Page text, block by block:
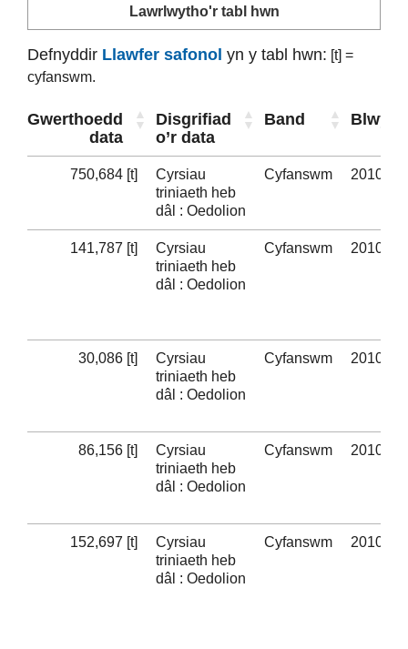
Lawrlwytho'r tabl hwn
Defnyddir Llawfer safonol yn y tabl hwn: [t] =
cyfanswm.
Gwerthoedd
data
Disgrifiad
o’r data
Band
750,684 [t]
Cyrsiau
triniaeth heb
dâl : Oedolion
Cyfanswm 2010-11
141,787 [t]
Cyrsiau
triniaeth heb
dâl : Oedolion
Cyfanswm 2010-11
30,086 [t]
Cyrsiau
triniaeth heb
dâl : Oedolion
Cyfanswm 2010-11
86,156 [t]
Cyrsiau
triniaeth heb
dâl : Oedolion
Cyfanswm 2010-11
152,697 [t]
Cyrsiau
triniaeth heb
dâl : Oedolion
Cyfanswm 2010-11